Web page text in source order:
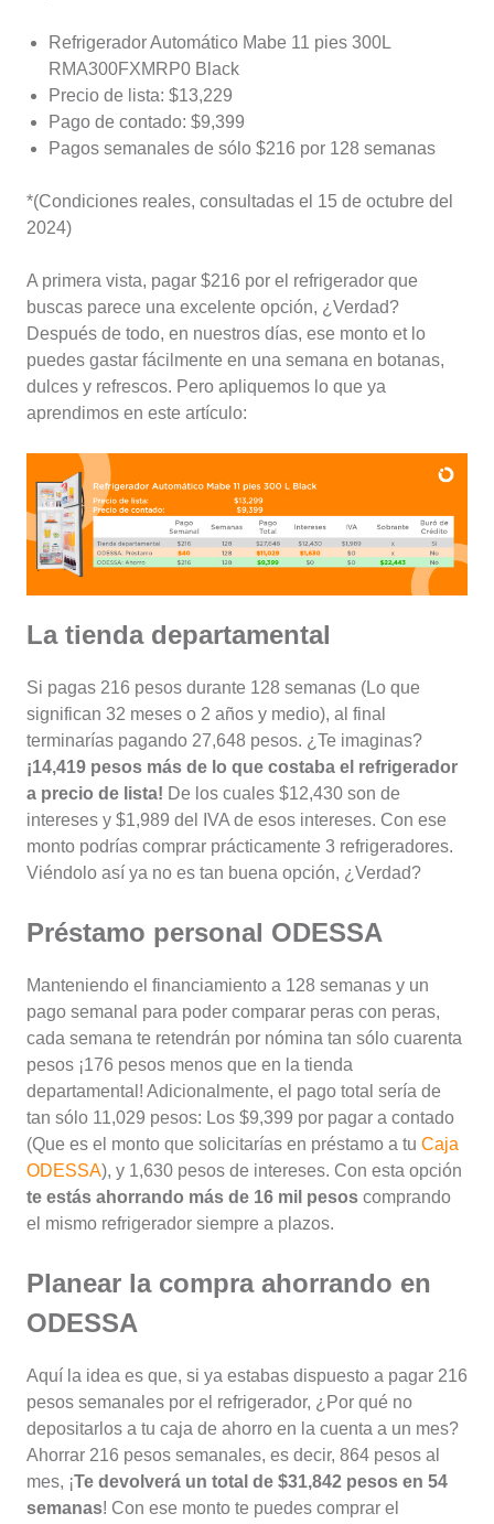
Refrigerador Automático Mabe 11 pies 300L
RMA300FXMRP0 Black
Precio de lista: $13,229
Pago de contado: $9,399
Pagos semanales de sólo $216 por 128 semanas
*(Condiciones reales, consultadas el 15 de octubre del
2024)
A primera vista, pagar $216 por el refrigerador que
buscas parece una excelente opción, ¿Verdad?
Después de todo, en nuestros días, ese monto et lo
puedes gastar fácilmente en una semana en botanas,
dulces y refrescos. Pero apliquemos lo que ya
aprendimos en este artículo:
La tienda departamental
Si pagas 216 pesos durante 128 semanas (Lo que
significan 32 meses o 2 años y medio), al final
terminarías pagando 27,648 pesos. ¿Te imaginas?
¡14,419 pesos más de lo que costaba el refrigerador
a precio de lista! De los cuales $12,430 son de
intereses y $1,989 del IVA de esos intereses. Con ese
monto podrías comprar prácticamente 3 refrigeradores.
Viéndolo así ya no es tan buena opción, ¿Verdad?
Préstamo personal ODESSA
Manteniendo el financiamiento a 128 semanas y un
pago semanal para poder comparar peras con peras,
cada semana te retendrán por nómina tan sólo cuarenta
pesos ¡176 pesos menos que en la tienda
departamental! Adicionalmente, el pago total sería de
tan sólo 11,029 pesos: Los $9,399 por pagar a contado
(Que es el monto que solicitarías en préstamo a tu Caja
ODESSA), y 1,630 pesos de intereses. Con esta opción
te estás ahorrando más de 16 mil pesos comprando
el mismo refrigerador siempre a plazos.
Planear la compra ahorrando en
ODESSA
Aquí la idea es que, si ya estabas dispuesto a pagar 216
pesos semanales por el refrigerador, ¿Por qué no
depositarlos a tu caja de ahorro en la cuenta a un mes?
Ahorrar 216 pesos semanales, es decir, 864 pesos al
mes, ¡Te devolverá un total de $31,842 pesos en 54
semanas! Con ese monto te puedes comprar el